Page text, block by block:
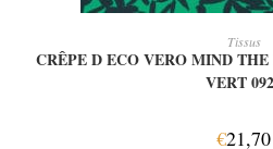
AJOUTER AU
Tissus
CRÊPE D ECO VERO MIND
VERT
€21,70